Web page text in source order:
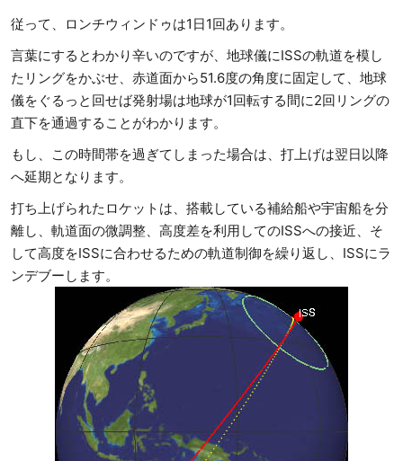
従って、ロンチウィンドゥは1日1回あります。
言葉にするとわかり辛いのですが、地球儀にISSの軌道を模し
たリングをかぶせ、赤道面から51.6度の角度に固定して、地球
儀をぐるっと回せば発射場は地球が1回転する間に2回リングの
直下を通過することがわかります。
もし、この時間帯を過ぎてしまった場合は、打上げは翌日以降
へ延期となります。
打ち上げられたロケットは、搭載している補給船や宇宙船を分
離し、軌道面の微調整、高度差を利用してのISSへの接近、そ
して高度をISSに合わせるための軌道制御を繰り返し、ISSにラ
ンデブーします。